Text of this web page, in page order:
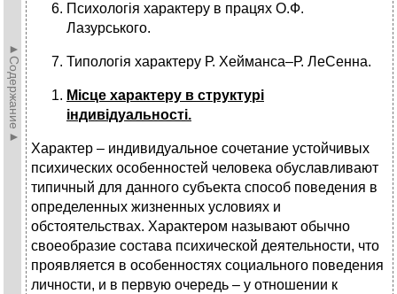
►Содержание►
Психологія характеру в працях О.Ф.
Лазурського.
Типологія характеру Р. Хейманса–Р. ЛеСенна.
Місце характеру в структурі
індивідуальності.
Характер – индивидуальное сочетание устойчивых
психических особенностей человека обуславливают
типичный для данного субъекта способ поведения в
определенных жизненных условиях и
обстоятельствах. Характером называют обычно
своеобразие состава психической деятельности, что
проявляется в особенностях социального поведения
личности, и в первую очередь – у отношении к